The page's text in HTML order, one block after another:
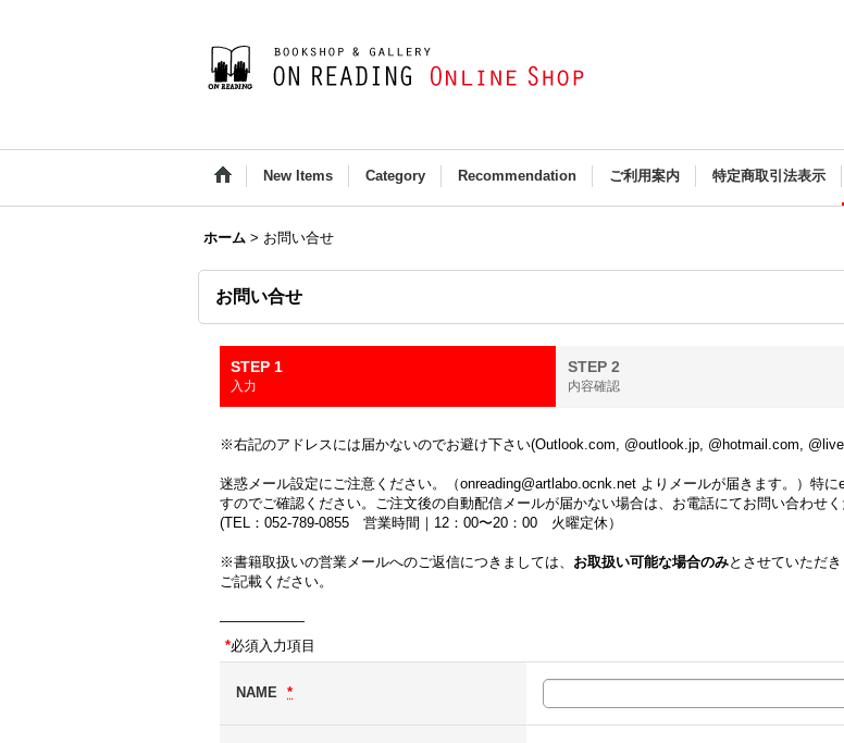
New Items Category Recommendation ご利用案内 特定商取引法表示
ホーム > お問い合せ
お問い合せ
STEP 1
入力
STEP 2
内容確認
※右記のアドレスには届かないのでお避け下さい(Outlook.com, @outlook.jp, @hotmail.com,
迷惑メール設定にご注意ください。（onreading@artlabo.ocnk.net よりメールが届きます。）特
すのでご確認ください。ご注文後の自動配信メールが届かない場合は、お電話にてお問い合わせく
(TEL：052-789-0855 営業時間｜12：00〜20：00 火曜定休）
※書籍取扱いの営業メールへのご返信につきましては、 お取扱い可能な場合のみとさせていただ
ご記載ください。
――――――
*必須入力項目
NAME *